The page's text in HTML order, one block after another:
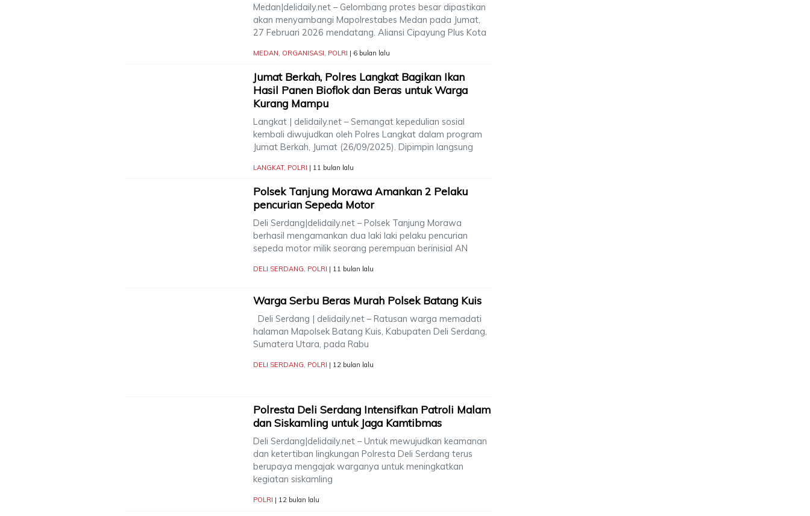
Medan|delidaily.net – Gelombang protes besar dipastikan
akan menyambangi Mapolrestabes Medan pada Jumat,
27 Februari 2026 mendatang. Aliansi Cipayung Plus Kota
MEDAN ORGANISASI POLRI | 6 bulan lalu
Jumat Berkah, Polres Langkat Bagikan Ikan
Hasil Panen Bioflok dan Beras untuk Warga
Kurang Mampu
Langkat | delidaily.net – Semangat kepedulian sosial
kembali diwujudkan oleh Polres Langkat dalam program
Jumat Berkah, Jumat (26/09/2025). Dipimpin langsung
LANGKAT, POLRI | 11 bulan lalu
Polsek Tanjung Morawa Amankan 2 Pelaku
pencurian Sepeda Motor
Deli Serdang|delidaily.net – Polsek Tanjung Morawa
berhasil mengamankan dua laki laki pelaku pencurian
sepeda motor milik seorang perempuan berinisial AN
DELI SERDANG POLRI | 11 bulan lalu
Warga Serbu Beras Murah Polsek Batang Kuis
Deli Serdang | delidaily.net – Ratusan warga memadati
halaman Mapolsek Batang Kuis, Kabupaten Deli Serdang,
Sumatera Utara, pada Rabu
DELI SERDANG POLRI | 12 bulan lalu
Polresta Deli Serdang Intensifkan Patroli Malam
dan Siskamling untuk Jaga Kamtibmas
Deli Serdang|delidaily.net – Untuk mewujudkan keamanan
dan ketertiban lingkungan Polresta Deli Serdang terus
berupaya mengajak warganya untuk meningkatkan
kegiatan siskamling
POLRI | 12 bulan lalu